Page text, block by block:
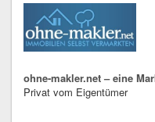
ohne-makler.net – eine
Privat vom Eigentümer